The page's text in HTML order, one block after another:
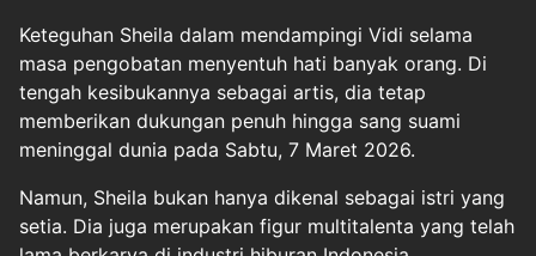
Keteguhan Sheila dalam mendampingi Vidi selama
masa pengobatan menyentuh hati banyak orang. Di
tengah kesibukannya sebagai artis, dia tetap
memberikan dukungan penuh hingga sang suami
meninggal dunia pada Sabtu, 7 Maret 2026.
Namun, Sheila bukan hanya dikenal sebagai istri yang
setia. Dia juga merupakan figur multitalenta yang telah